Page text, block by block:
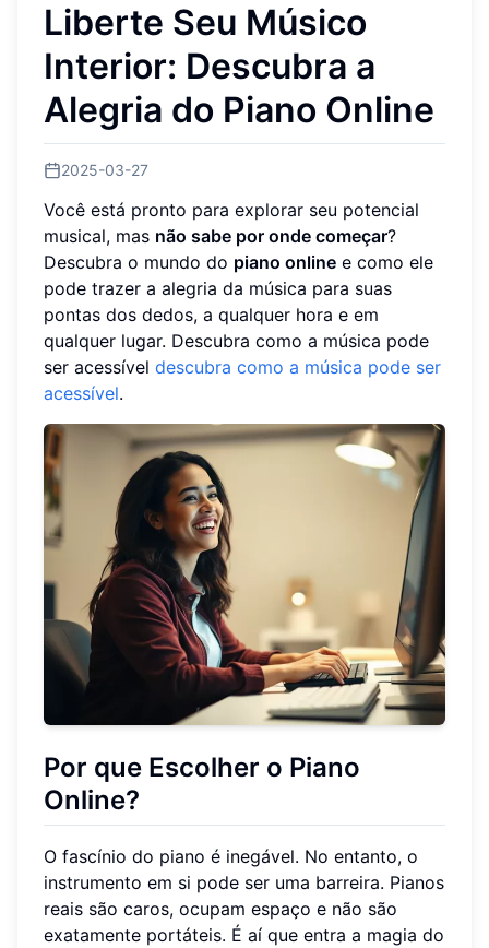
Liberte Seu Músico
Interior: Descubra a
Alegria do Piano Online
2025-03-27
Você está pronto para explorar seu potencial
musical, mas não sabe por onde começar?
Descubra o mundo do piano online e como ele
pode trazer a alegria da música para suas
pontas dos dedos, a qualquer hora e em
qualquer lugar. Descubra como a música pode
ser acessível descubra como a música pode ser
acessível.
Por que Escolher o Piano
Online?
O fascínio do piano é inegável. No entanto, o
instrumento em si pode ser uma barreira. Pianos
reais são caros, ocupam espaço e não são
exatamente portáteis. É aí que entra a magia do